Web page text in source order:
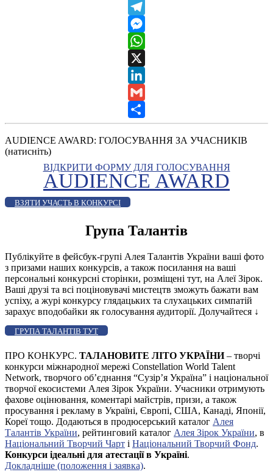
Viber
Telegram
Messenger
WhatsApp
X
LinkedIn
Gmail
Share
AUDIENCE AWARD: ГОЛОСУВАННЯ ЗА УЧАСНИКІВ
(натисніть)
ВІДКРИТИ ФОРМУ ДЛЯ ГОЛОСУВАННЯ
AUDIENCE AWARD
ВЗЯТИ УЧАСТЬ В КОНКУРСІ
Група Талантів
Публікуйте в фейсбук-групі Алея Талантів України ваші фото
з призами наших конкурсів, а також посилання на ваші
персональні конкурсні сторінки, розміщені тут, на Алеї Зірок.
Ваші друзі та всі поціновувачі мистецтв зможуть бажати вам
успіху, а журі конкурсу глядацьких та слухацьких симпатій
зарахує вподобайки як голосування аудиторії. Долучайтеся ↓
ГРУПА ТАЛАНТІВ ТУТ
ПРО КОНКУРС. ТАЛАНОВИТЕ ЛІТО УКРАЇНИ– творчі
конкурси міжнародної мережі Constellation World Talent
Network, творчого об’єднання “Сузір’я Україна” і національної
творчої екосистеми Алея Зірок України. Учасники отримують
фахове оцінювання, коментарі майстрів, призи, а також
просування і рекламу в Україні, Європі, США, Канаді, Японії,
Кореї тощо. Додаються в продюсерський каталог Алея
Талантів України, рейтинговий каталог Алея Зірок України, в
Національний Творчий Чарт і Національний Творчий Фонд.
Конкурси ідеальні для атестації в Україні.
Докладніше (положення і заявка).